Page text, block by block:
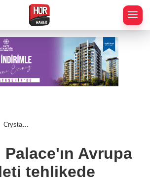
Crystal
bileti
tehlikede
Avrupa
tehlikede